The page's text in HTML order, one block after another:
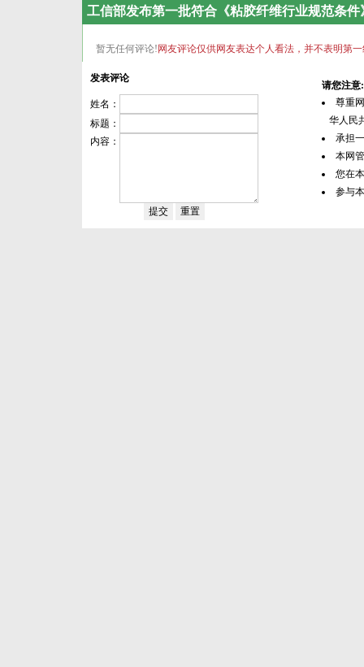
工信部发布第一批符合《粘胶纤维行业规范条
暂无任何评论! 网友评论仅供网友表达个人看法，并不表明第
发表评论
姓名：
标题：
内容：
请您注意:
尊重
华人民
承担
本网
您在
参与